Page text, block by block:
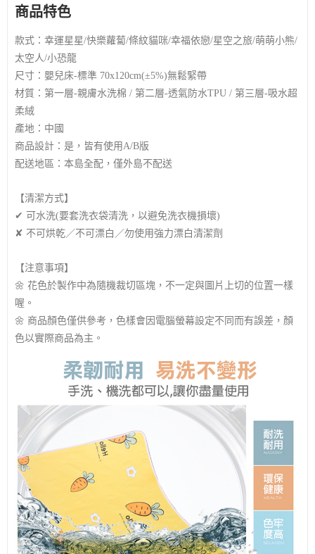
商品特色
款式：幸運星星/快樂蘿蔔/條紋貓咪/幸福依戀/星空之旅/萌萌小熊/
太空人/小恐龍
尺寸：嬰兒床-標準 70x120cm(±5%)無鬆緊帶
材質： 第一層-親膚水洗棉 / 第二層-透氣防水TPU / 第三層-吸水超
柔絨
產地：中國
商品設計：是，皆有使用A/B版
配送地區：本島全配，僅外島不配送
【清潔方式】
✔ 可水洗(要套洗衣袋清洗，以避免洗衣機損壞)
✘ 不可烘乾／不可漂白／勿使用強力漂白清潔劑
【注意事項】
🌼 花色於製作中為隨機裁切區塊，不一定與圖片上切的位置一樣
喔。
🌼 商品顏色僅供參考，色樣會因電腦螢幕設定不同而有誤差，顏
色以實際商品為主。